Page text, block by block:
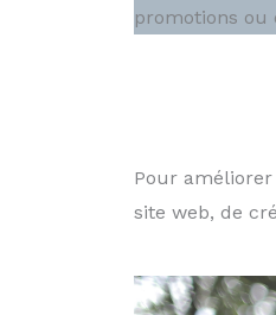
promotions ou
Pour
site web, de